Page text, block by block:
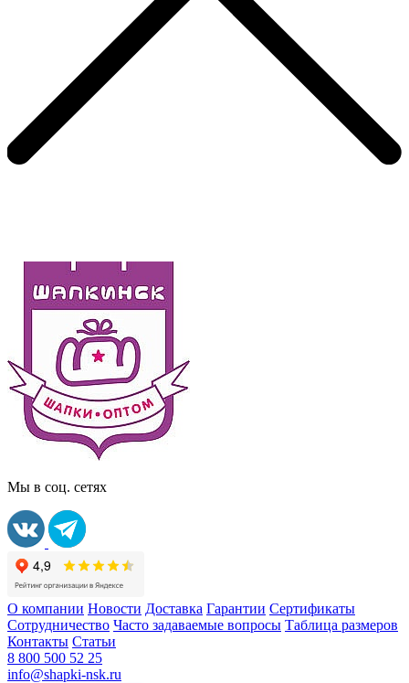
Мы в соц. сетях
О компании Новости Доставка Гарантии Сертификаты
Сотрудничество Часто задаваемые вопросы Таблица размеров
Контакты Статьи
8 800 500 52 25
info@shapki-nsk.ru